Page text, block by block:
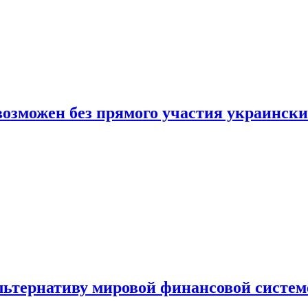
без прямого участия
мировой финансовой